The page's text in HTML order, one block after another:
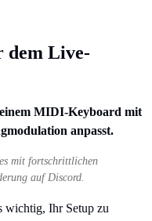
dem Live-
mit fortschrittlichen
auf Discord.
wichtig, Ihr Setup zu